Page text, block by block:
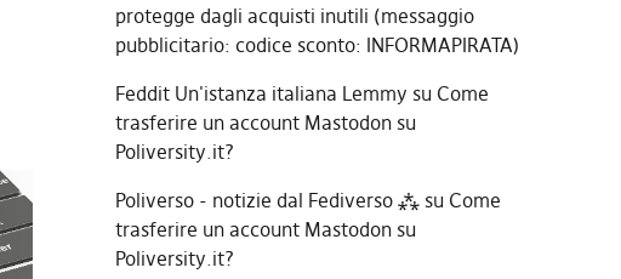
protegge dagli acquisti inutili (messaggio
pubblicitario: codice sconto: INFORMAPIRATA)
Feddit Un'istanza italiana Lemmy su Come
trasferire un account Mastodon su
Poliversity.it?
Poliverso - notizie dal Fediverso ⁂su Come
trasferire un account Mastodon su
Poliversity.it?